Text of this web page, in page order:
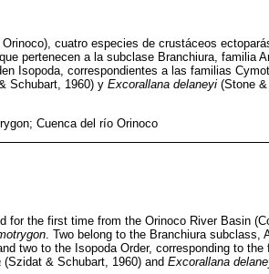
cuatro especies de crustáceos
pertenecen a la subclase Branchiura, familia
Isopoda, correspondientes a las familias
Schubart, 1960) y Excorallana delaneyi (Stone
Cuenca del río Orinoco
for the first time from the Orinoco River Basin
. Two belong to the Branchiura subclass,
two to the Isopoda Order, corresponding to
(Szidat & Schubart, 1960) and Excorallana